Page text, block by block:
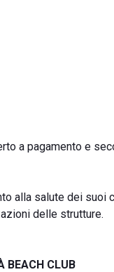
a pagamento e
alla salute dei
delle strutture.
BEACH CLUB